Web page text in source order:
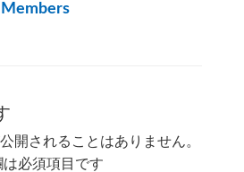
開されることはありません。
必須項目です